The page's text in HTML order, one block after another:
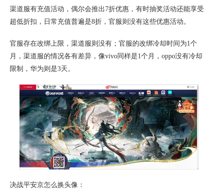
渠道服有充值活动，偶尔会推出7折优惠，有时抽奖活动还能享受
超低折扣，日常充值普遍是8折，官服则没有这些优惠活动。
官服存在改绑上限，渠道服则没有；官服的改绑冷却时间为1个
月，渠道服的情况各有差异，像vivo同样是1个月，oppo没有冷却
限制，华为则是3天。
决战平安京怎么换头像：